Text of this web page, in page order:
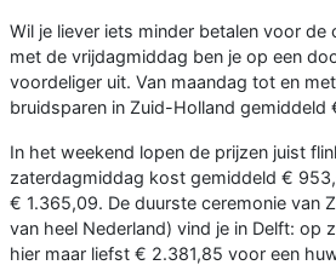
Wil je liever iets minder betalen voor de
met de vrijdagmiddag ben je op een
voordeliger uit. Van maandag tot en
bruidsparen in Zuid-Holland gemiddeld
In het weekend lopen de prijzen juist
zaterdagmiddag kost gemiddeld €
€ 1.365,09. De duurste ceremonie van
van heel Nederland) vind je in Delft: op
hier maar liefst € 2.381,85 voor een